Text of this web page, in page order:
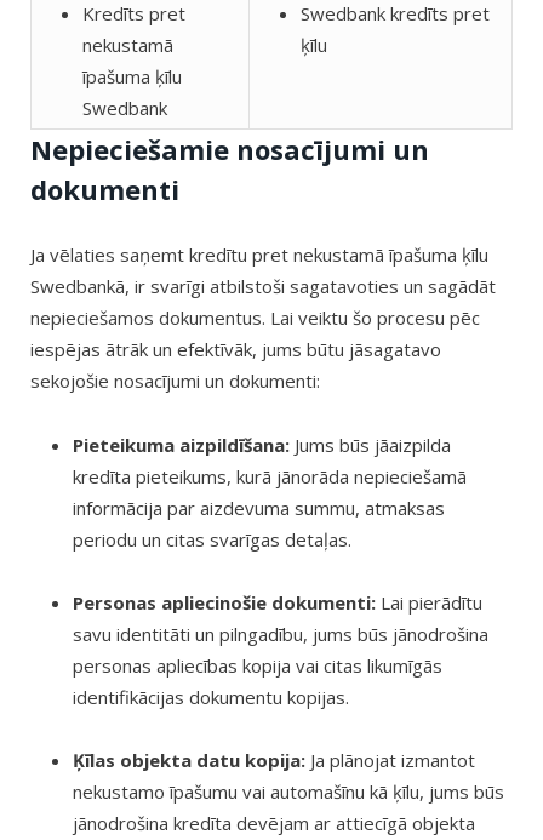
Kredīts pret
nekustamā
īpašuma ķīlu
Swedbank
Swedbank kredīts pret
ķīlu
Nepieciešamie nosacījumi un
dokumenti
Ja vēlaties saņemt kredītu pret nekustamā īpašuma ķīlu
Swedbankā, ir svarīgi atbilstoši sagatavoties un sagādāt
nepieciešamos dokumentus. Lai veiktu šo procesu pēc
iespējas ātrāk un efektīvāk, jums būtu jāsagatavo
sekojošie nosacījumi un dokumenti:
Pieteikuma aizpildīšana: Jums būs jāaizpilda
kredīta pieteikums, kurā jānorāda nepieciešamā
informācija par aizdevuma summu, atmaksas
periodu un citas svarīgas detaļas.
Personas apliecinošie dokumenti: Lai pierādītu
savu identitāti un pilngadību, jums būs jānodrošina
personas apliecības kopija vai citas likumīgās
identifikācijas dokumentu kopijas.
Ķīlas objekta datu kopija: Ja plānojat izmantot
nekustamo īpašumu vai automašīnu kā ķīlu, jums būs
jānodrošina kredīta devējam ar attiecīgā objekta